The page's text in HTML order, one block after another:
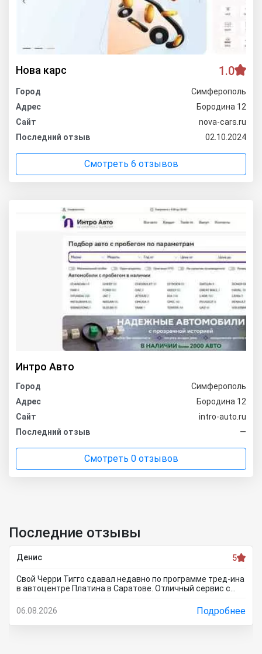
Нова карс 1.0
Город
Симферополь
Адрес
Бородина 12
Сайт
nova-cars.ru
Последний отзыв
02.10.2024
Смотреть 6 отзывов
Интро Авто
Город
Симферополь
Адрес
Бородина 12
Сайт
intro-auto.ru
Последний отзыв
—
Смотреть 0 отзывов
Последние отзывы
Денис 5
Свой Черри Тигго сдавал недавно по программе тред-ина
в автоцентре Платина в Саратове. Отличный сервис с
никто цены не занижает, все честно и профессионально.
Когда нашли все проблемы и неисправности, мне сразу
предложили подготовку провести тут в салоне. Для
06.08.2026 Подробнее